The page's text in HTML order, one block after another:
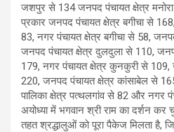
जशपुर से 134 जनपद पंचायत क्षेत्र
प्रकार जनपद पंचायत क्षेत्र बगीचा से
83, नगर पंचायत क्षेत्र बगीचा से 58,
जनपद पंचायत क्षेत्र दुलदुला से 110,
179, नगर पंचायत क्षेत्र कुनकुरी से 109,
220, जनपद पंचायत क्षेत्र कांसाबेल से
पालिका क्षेत्र पत्थलगांव से 82 और नगर
अयोध्या में भगवान श्री राम का दर्शन
तहत श्रद्धालुओं को पूरा पैकेज मिलता है,